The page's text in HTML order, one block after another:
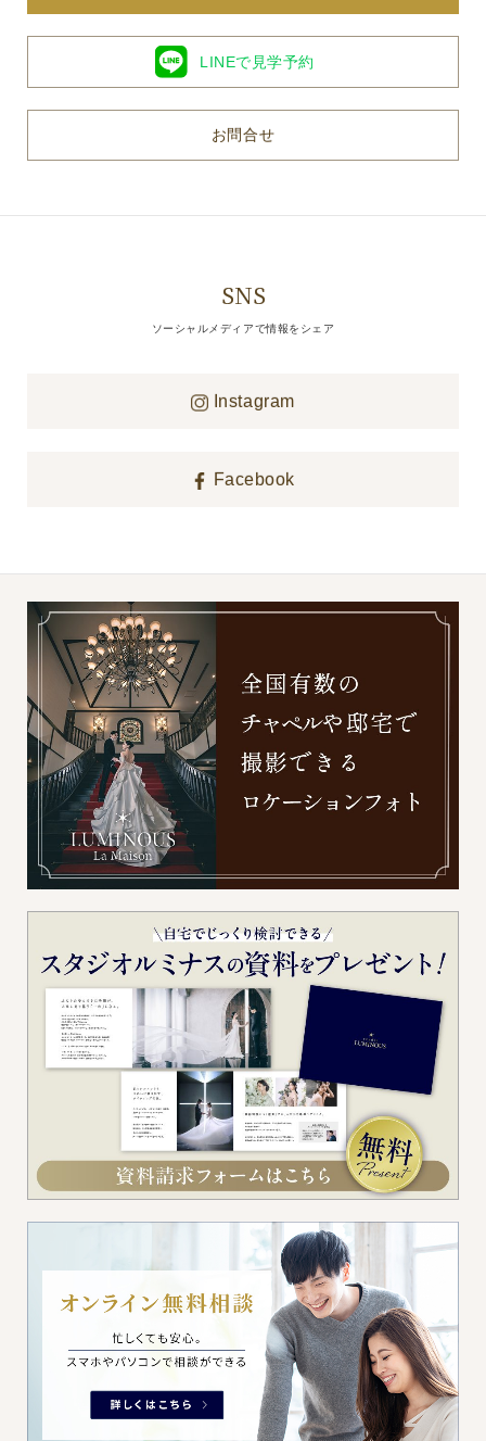
LINEで見学予約
お問合せ
SNS
ソーシャルメディアで情報をシェア
Instagram
Facebook